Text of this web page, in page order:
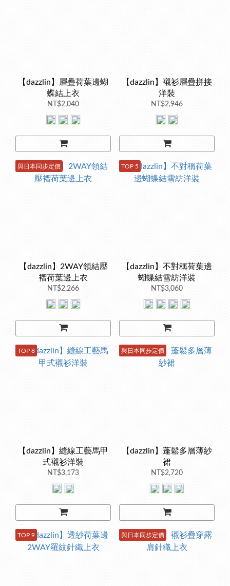
【dazzlin】層疊荷葉邊蝴
蝶結上衣
NT$2,040
【dazzlin】襯衫層疊拼接
洋裝
NT$2,946
與日本同步定價
【dazzlin】2WAY領結壓
褶荷葉邊上衣
NT$2,266
TOP 5
【dazzlin】不對稱荷葉邊
蝴蝶結雪紡洋裝
NT$3,060
TOP 8
【dazzlin】縫線工藝馬甲
式襯衫洋裝
NT$3,173
與日本同步定價
【dazzlin】蓬鬆多層薄紗
裙
NT$2,720
TOP 9 與日本同步定價